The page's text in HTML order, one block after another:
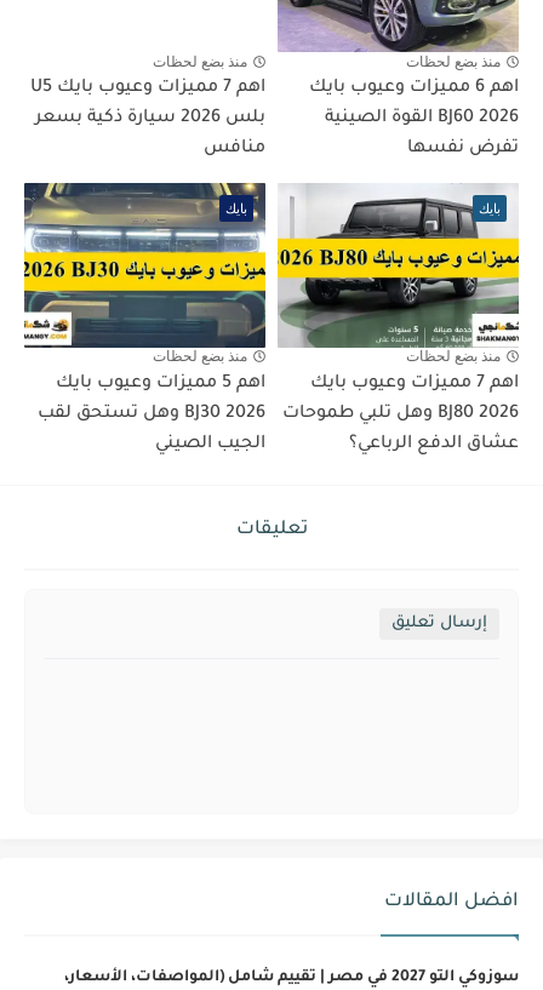
منذ بضع لحظات
اهم 6 مميزات وعيوب بايك
BJ60 2026 القوة الصينية
تفرض نفسها
منذ بضع لحظات
اهم 7 مميزات وعيوب بايك U5
بلس 2026 سيارة ذكية بسعر
منافس
بايك
منذ بضع لحظات
اهم 7 مميزات وعيوب بايك
BJ80 2026 وهل تلبي طموحات
عشاق الدفع الرباعي؟
بايك
منذ بضع لحظات
اهم 5 مميزات وعيوب بايك
BJ30 2026 وهل تستحق لقب
الجيب الصيني
تعليقات
إرسال تعليق
افضل المقالات
سوزوكي التو 2027 في مصر | تقييم شامل (المواصفات، الأسعار،